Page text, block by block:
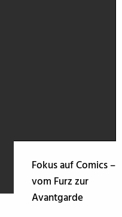
Fokus auf Comics –
vom Furz zur
Avantgarde